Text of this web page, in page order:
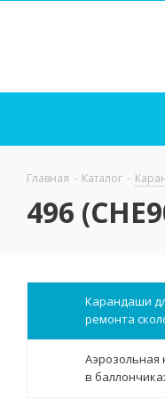
Главная - Каталог -
496
Карандаши
ремонта
Аэрозольная
в